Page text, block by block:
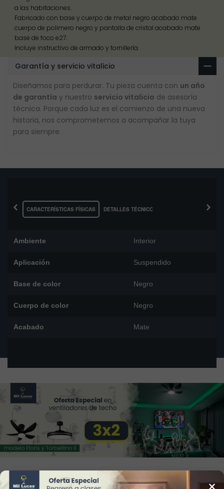
a las habitaciones.
Fabricado con base y cuerpo de metal negro acabado mate
cuerpo de polimero negro y pantalla de cristal acabado mate
base de foco e27.
Incluye instructivo de armado y tornillería.
Garantía y servicio vitalicio
Diseñamos para perdurar. Tu pieza cuenta con un año
de garantía y nuestro servicio vitalicio de asesoría
técnica. Porque cada luz es el comienzo de una nueva
historia, nos comprometemos a acompañar la tuya
para siempre.
‹ CARACTERÍSTICAS FÍSICAS DETALLES TÉCNICOS ›
Ambiente Interior
Aplicación Suspendido
Base de color Negro
Cuerpo de color Negro
Acabado Mate